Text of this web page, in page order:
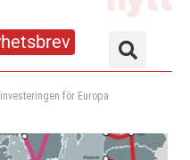
för Europa